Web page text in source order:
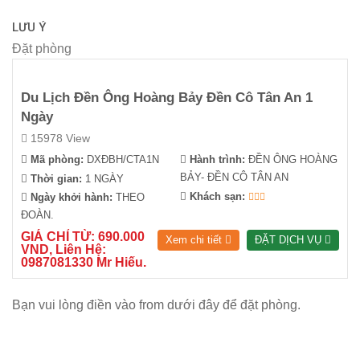
LƯU Ý
Đặt phòng
Du Lịch Đền Ông Hoàng Bảy Đền Cô Tân An 1
Ngày
15978 View
Mã phòng: DXĐBH/CTA1N
Thời gian: 1 NGÀY
Ngày khởi hành: THEO
ĐOÀN.
Hành trình: ĐỀN ÔNG HOÀNG
BẢY- ĐỀN CÔ TÂN AN
Khách sạn:
GIÁ CHỈ TỪ: 690.000
VND, Liên Hệ:
0987081330 Mr Hiếu.
Xem chi tiết ĐẶT DỊCH VỤ
Bạn vui lòng điền vào from dưới đây để đặt phòng.